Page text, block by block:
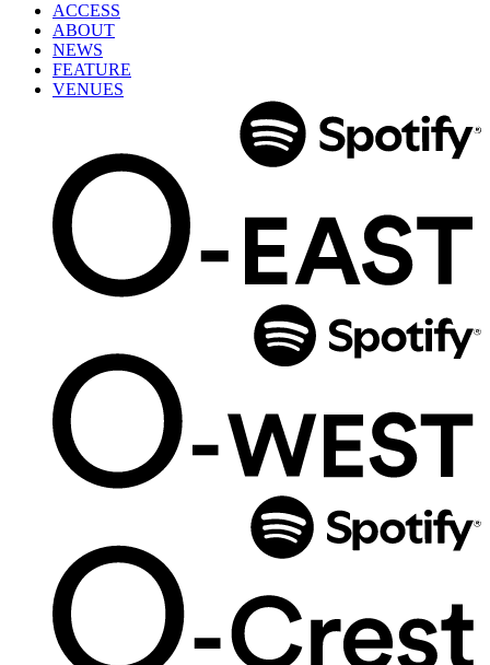
ACCESS
ABOUT
NEWS
FEATURE
VENUES